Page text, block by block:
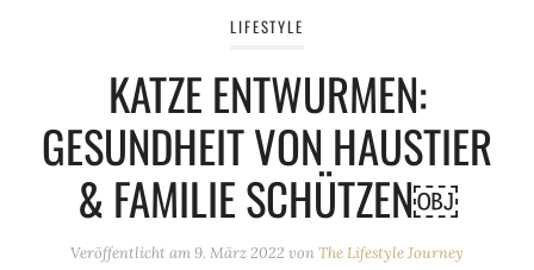
LIFESTYLE
KATZE ENTWURMEN:
GESUNDHEIT VON HAUSTIER
& FAMILIE SCHÜTZEN￼
Veröffentlicht am 9. März 2022 vonThe Lifestyle Journey